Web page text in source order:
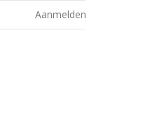
Aanmelden